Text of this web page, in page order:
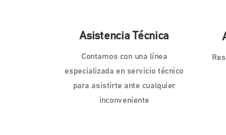
Asistencia Técnica
Contamos con una línea
especializada en servicio técnico
para asistirte ante cualquier
inconveniente